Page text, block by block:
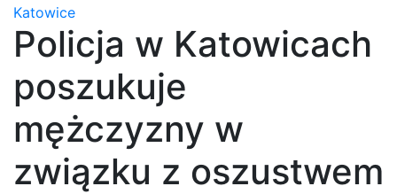
Katowice
Policja w Katowicach
poszukuje
mężczyzny w
związku z oszustwem